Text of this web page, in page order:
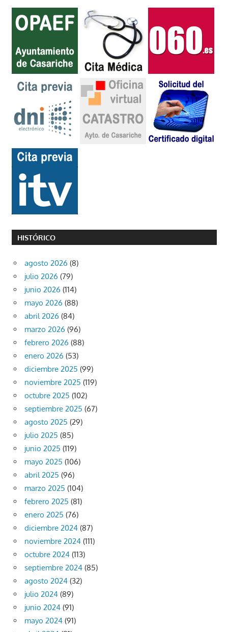
HISTÓRICO
agosto 2026 (8)
julio 2026 (79)
junio 2026 (114)
mayo 2026 (88)
abril 2026 (84)
marzo 2026 (96)
febrero 2026 (88)
enero 2026 (53)
diciembre 2025 (99)
noviembre 2025 (119)
octubre 2025 (102)
septiembre 2025 (67)
agosto 2025 (29)
julio 2025 (85)
junio 2025 (119)
mayo 2025 (106)
abril 2025 (96)
marzo 2025 (104)
febrero 2025 (81)
enero 2025 (76)
diciembre 2024 (87)
noviembre 2024 (111)
octubre 2024 (113)
septiembre 2024 (85)
agosto 2024 (32)
julio 2024 (89)
junio 2024 (91)
mayo 2024 (91)